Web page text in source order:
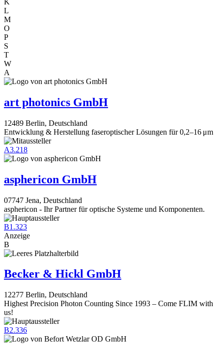
L
M
O
P
S
T
W
A
art photonics GmbH
12489 Berlin, Deutschland
Entwicklung & Herstellung faseroptischer Lösungen für 0,2–16 μm
A3.218
asphericon GmbH
07747 Jena, Deutschland
asphericon - Ihr Partner für optische Systeme und Komponenten.
B1.323
Anzeige
B
Becker & Hickl GmbH
12277 Berlin, Deutschland
Highest Precision Photon Counting Since 1993 – Come FLIM with
us!
B2.336